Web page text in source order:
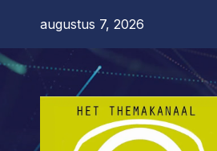
de
augustus 7, 2026